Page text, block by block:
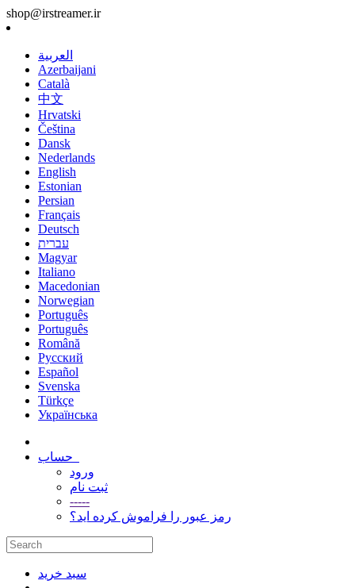
shop@irstreamer.ir
العربية
Azerbaijani
Català
中文
Hrvatski
Čeština
Dansk
Nederlands
English
Estonian
Persian
Français
Deutsch
עברית
Magyar
Italiano
Macedonian
Norwegian
Português
Português
Română
Русский
Español
Svenska
Türkçe
Українська
ورود
ثبت نام
-----
رمز عبور را فراموش کرده اید؟
سبد خرید